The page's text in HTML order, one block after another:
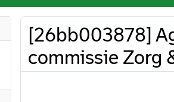
[26bb003878]
commissie Zorg